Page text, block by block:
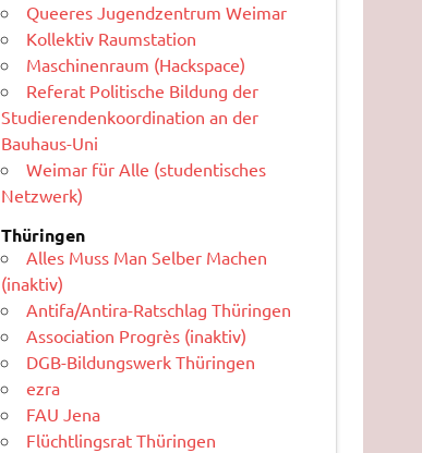
Queeres Jugendzentrum Weimar
Kollektiv Raumstation
Maschinenraum (Hackspace)
Referat Politische Bildung der
Studierendenkoordination an der
Bauhaus-Uni
Weimar für Alle (studentisches
Netzwerk)
Thüringen
Alles Muss Man Selber Machen
(inaktiv)
Antifa/Antira-Ratschlag Thüringen
Association Progrès (inaktiv)
DGB-Bildungswerk Thüringen
ezra
FAU Jena
Flüchtlingsrat Thüringen